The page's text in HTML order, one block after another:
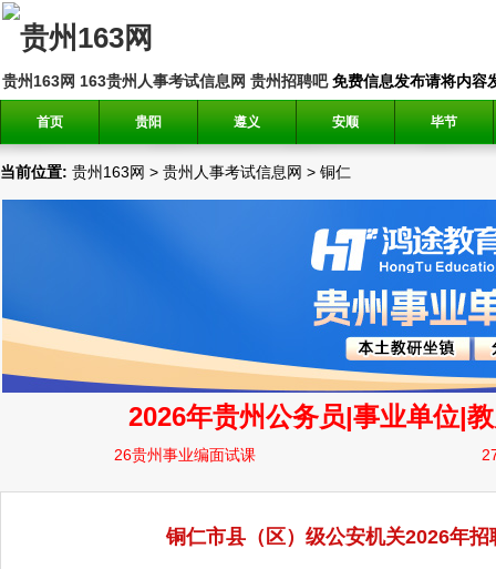
贵州163网 163贵州人事考试信息网 贵州招聘吧免费信息发布请将内容
首页 贵阳 遵义 安顺 毕节
当前位置: 贵州163网 > 贵州人事考试信息网 > 铜仁
铜仁市县（区）级公安机关2026年